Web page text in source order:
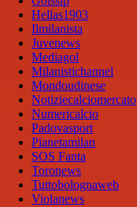
Hellas1903
Ilmilanista
Juvenews
Mediagol
Milanistichannel
Mondoudinese
Notiziecalciomercato
Numericalcio
Padovasport
Pianetamilan
SOS Fanta
Toronews
Tuttobolognaweb
Violanews